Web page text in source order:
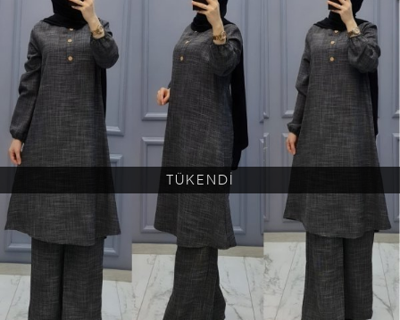
TÜKENDİ